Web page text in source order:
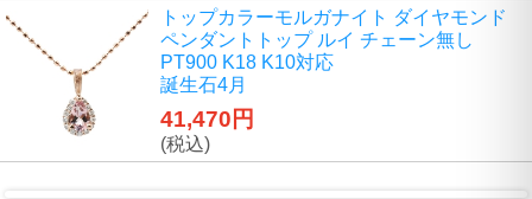
トップカラーモルガナイト ダイヤモンド
ペンダントトップ ルイ チェーン無し
PT900 K18 K10対応
誕生石4月
41,470円
(税込)